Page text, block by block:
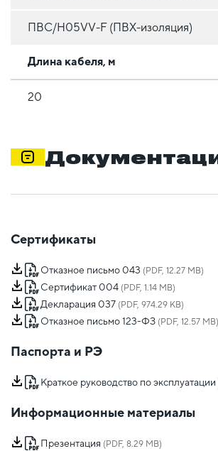
ПВС/H05VV-F (ПВХ-изоляция)
Длина кабеля, м
20
Сертификаты
Отказное письмо 043 (PDF, 12.27 MB)
Сертификат 004 (PDF, 1.14 MB)
Декларация 037 (PDF, 974.29 KB)
Отказное письмо 123-ФЗ (PDF, 12.57 MB)
Паспорта и РЭ
Краткое руководство по эксплуатации
Информационные материалы
Презентация (PDF, 8.29 MB)